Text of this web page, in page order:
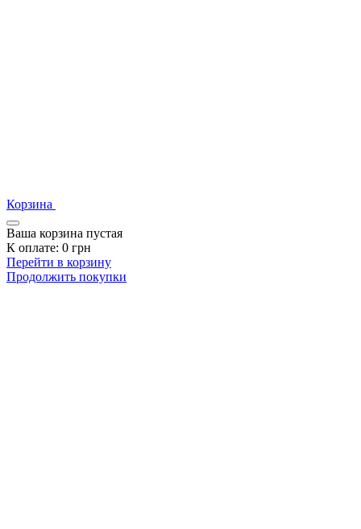
Корзина
Ваша корзина пустая
К оплате: 0 грн
Перейти в корзину
Продолжить покупки